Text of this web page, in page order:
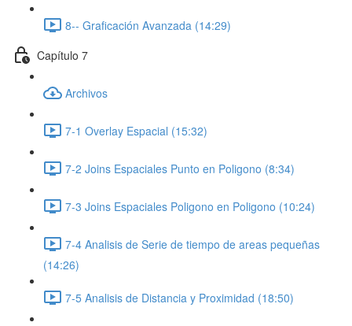
8-- Graficación Avanzada (14:29)
Capítulo 7
Archivos
7-1 Overlay Espacial (15:32)
7-2 Joins Espaciales Punto en Poligono (8:34)
7-3 Joins Espaciales Poligono en Poligono (10:24)
7-4 Analisis de Serie de tiempo de areas pequeñas
(14:26)
7-5 Analisis de Distancia y Proximidad (18:50)